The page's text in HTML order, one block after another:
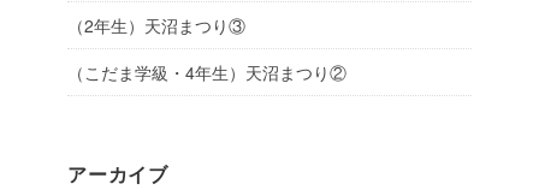
（2年生）天沼まつり③
（こだま学級・4年生）天沼まつり②
アーカイブ